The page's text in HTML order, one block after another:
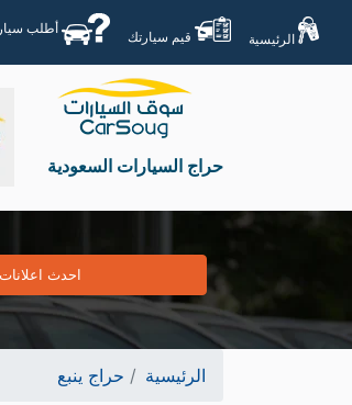
أطلب سيارتك
الرئيسية
حراج السيارات السعودية
احدث
الرئيسية حراج ينبع